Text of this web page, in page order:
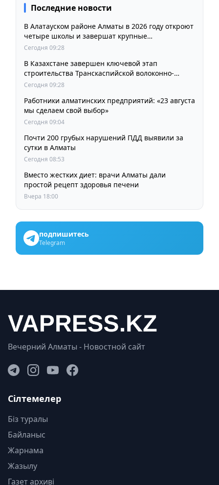
Последние новости
В Алатауском районе Алматы в 2026 году откроют
четыре школы и завершат крупные
инфраструктурные проекты
Сегодня 09:28
В Казахстане завершен ключевой этап
строительства Транскаспийской волоконно-
оптической линии связи
Сегодня 09:28
Работники алматинских предприятий: «23 августа
мы сделаем свой выбор»
Сегодня 09:04
Почти 200 грубых нарушений ПДД выявили за
сутки в Алматы
Сегодня 08:53
Вместо жестких диет: врачи Алматы дали
Вчера 18:00
подпишитесь
Telegram
Вечерний Алматы - Новостной сайт
Сілтемелер
Біз туралы
Байланыс
Жарнама
Жазылу
Газет архиві